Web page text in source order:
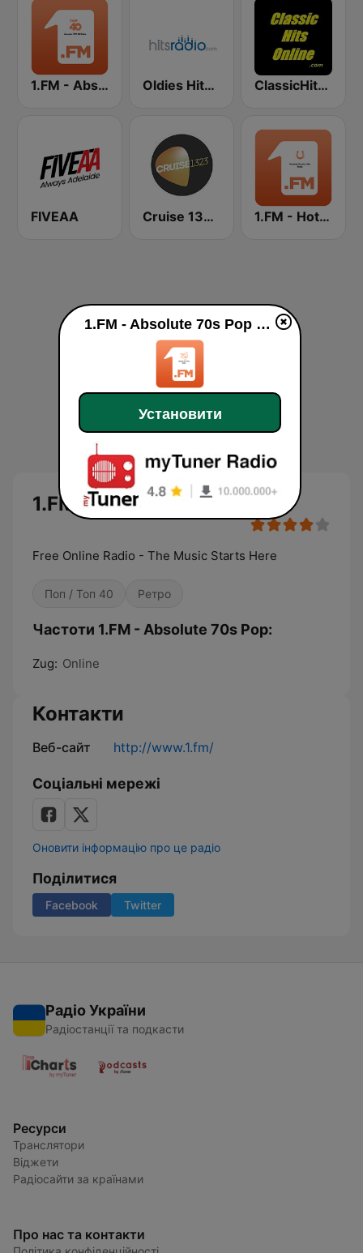
1.FM - Absolute Top 40 Oldies Hits - Hits Radio ClassicHitsOnline
FIVEAA Cruise 1323 Adelaide 1.FM - Hot Country
1.FM - Absolute 70s Pop
Free Online Radio - The Music Starts Here
Поп / Топ 40 Ретро
Частоти 1.FM - Absolute 70s Pop:
Zug: Online
Контакти
Веб-сайт http://www.1.fm/
Соціальні мережі
Оновити інформацію про це радіо
Поділитися
Facebook Twitter
Радіо України
Радіостанції та подкасти
Ресурси
Транслятори
Віджети
Радіосайти за країнами
Про нас та контакти
1.FM - Absolute 70s Pop у прямому ефір
Установити